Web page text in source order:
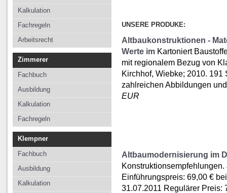
Kalkulation
Fachregeln
Arbeitsrecht
Zimmerer
Fachbuch
Ausbildung
Kalkulation
Fachregeln
Klempner
Fachbuch
Ausbildung
Kalkulation
UNSERE PRODUKE:
Altbaukonstruktionen -
Werte im Kartoniert
mit regionalem Bezug von
Kirchhof, Wiebke; 2010. 191
zahlreichen Abbildungen
EUR
Altbaumodernisierung im
Einführungspreis: 69,00 €
31.07.2011 Regulärer Preis: